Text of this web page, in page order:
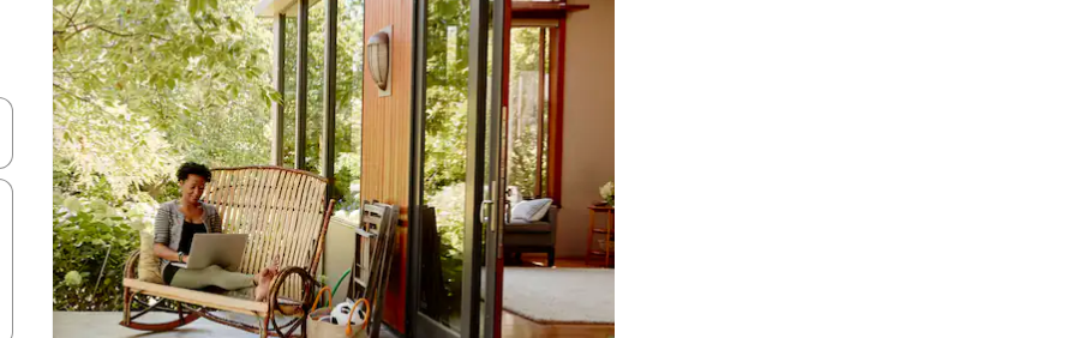
le haut et vers le bas pour les parcourir ou en appuyant et en faisant glisser.